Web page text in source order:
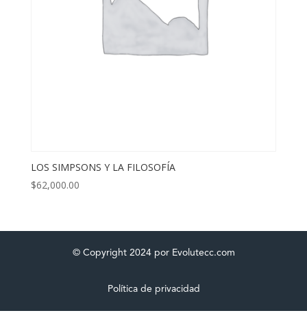
LOS SIMPSONS Y LA FILOSOFÍA
$62,000.00
© Copyright 2024 por Evolutecc.com
Política de privacidad